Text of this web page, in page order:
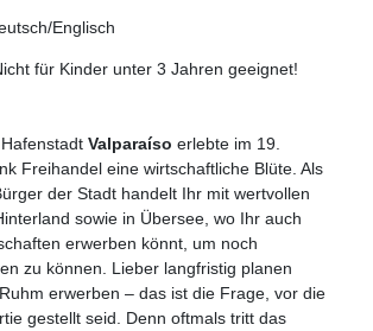
Englisch
für Kinder unter 3 Jahren geeignet!
Valparaíso erlebte im 19.
Freihandel eine wirtschaftliche Blüte. Als
der Stadt handelt Ihr mit wertvollen
sowie in Übersee, wo Ihr auch
erwerben könnt, um noch
zu können. Lieber langfristig planen
erwerben – das ist die Frage, vor die
gestellt seid. Denn oftmals tritt das